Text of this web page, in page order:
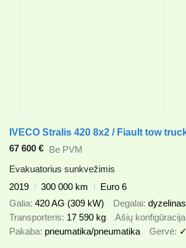
67 600 € Be PVM
Evakuatorius sunkvežimis
2019
300 000 km
Euro 6
Galia 420 AG (309 kW) Degalai dyzelinas
Transporteris 17 590 kg Ašių konfigūracija
Pakaba pneumatika/pneumatika Gervė ✓